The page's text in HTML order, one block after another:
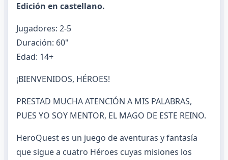
Edición en castellano.
Jugadores: 2-5
Duración: 60"
Edad: 14+
¡BIENVENIDOS, HÉROES!
PRESTAD MUCHA ATENCIÓN A MIS PALABRAS,
PUES YO SOY MENTOR, EL MAGO DE ESTE REINO.
HeroQuest es un juego de aventuras y fantasía
que sigue a cuatro Héroes cuyas misiones los